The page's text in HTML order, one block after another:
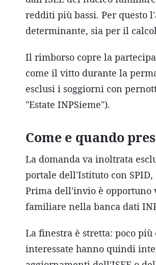
redditi più bassi. Per questo
determinante, sia per il
Il rimborso copre la
come il vitto durante la
esclusi i soggiorni con
"Estate INPSieme").
Come e quando
La domanda va inoltrata
portale dell'Istituto con SPID,
Prima dell'invio è opportuno
familiare nella banca dati
La finestra è stretta: poco
interessate hanno quindi